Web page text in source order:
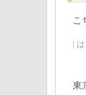
こ
|
東